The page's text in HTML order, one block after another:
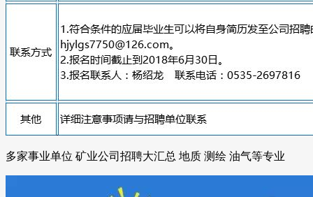
多家事业单位 矿业公司招聘大汇总 地质 测绘 油气等专业